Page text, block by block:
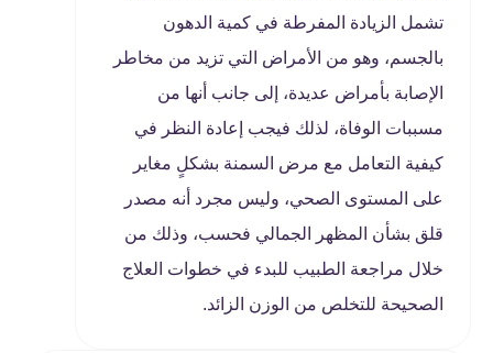
تشمل الزيادة المفرطة في كمية الدهون
بالجسم، وهو من الأمراض التي تزيد من مخاطر
الإصابة بأمراض عديدة، إلى جانب أنها من
مسببات الوفاة، لذلك فيجب إعادة النظر في
كيفية التعامل مع مرض السمنة بشكلٍ مغاير
على المستوى الصحي، وليس مجرد أنه مصدر
قلق بشأن المظهر الجمالي فحسب، وذلك من
خلال مراجعة الطبيب للبدء في خطوات العلاج
الصحيحة للتخلص من الوزن الزائد.